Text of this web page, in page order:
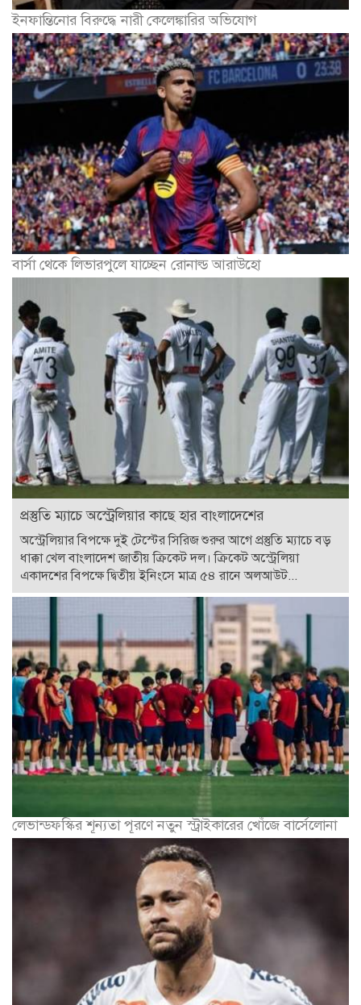
ইনফান্তিনোর বিরুদ্ধে নারী কেলেঙ্কারির অভিযোগ
বার্সা থেকে লিভারপুলে যাচ্ছেন রোনাল্ড আরাউহো
প্রস্তুতি ম্যাচে অস্ট্রেলিয়ার কাছে হার বাংলাদেশের
অস্ট্রেলিয়ার বিপক্ষে দুই টেস্টের সিরিজ শুরুর আগে প্রস্তুতি ম্যাচে বড়
ধাক্কা খেল বাংলাদেশ জাতীয় ক্রিকেট দল। ক্রিকেট অস্ট্রেলিয়া
একাদশের বিপক্ষে দ্বিতীয় ইনিংসে মাত্র ৫৪ রানে অলআউট...
লেভান্ডফস্কির শূন্যতা পূরণে নতুন স্ট্রাইকারের খোঁজে বার্সেলোনা